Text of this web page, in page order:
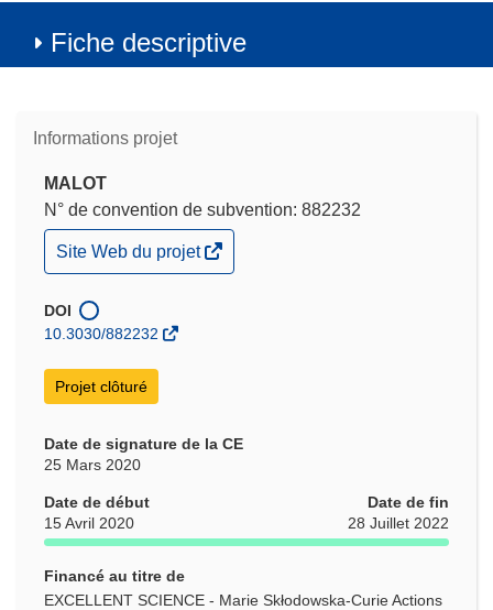
Fiche descriptive
Informations projet
MALOT
N° de convention de subvention: 882232
(s’ouvre
dans
nouvelle
fenêtre)
Site Web du projet
DOI
10.3030/882232
Projet clôturé
Date de signature de la CE
25 Mars 2020
Date de début
15 Avril 2020
Date de fin
28 Juillet 2022
Financé au titre de
EXCELLENT SCIENCE - Marie Skłodowska-Curie Actions